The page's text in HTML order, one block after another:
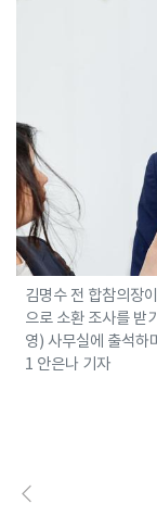
김명수 전 합참의장
으로 소환 조사를 받
영) 사무실에 출석
1 안은나 기자